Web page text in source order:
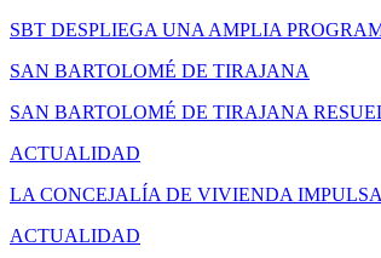
SBT DESPLIEGA UNA AMPLIA
SAN BARTOLOMÉ DE TIRAJANA
SAN BARTOLOMÉ DE TIRAJANA
ACTUALIDAD
LA CONCEJALÍA DE VIVIENDA
ACTUALIDAD